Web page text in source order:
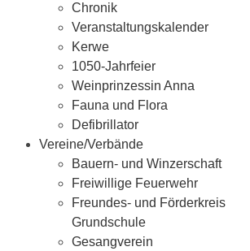
Chronik
Veranstaltungskalender
Kerwe
1050-Jahrfeier
Weinprinzessin Anna
Fauna und Flora
Defibrillator
Vereine/Verbände
Bauern- und Winzerschaft
Freiwillige Feuerwehr
Freundes- und Förderkreis
Grundschule
Gesangverein